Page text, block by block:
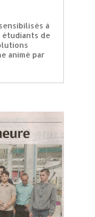
à
étudiants de
animé par